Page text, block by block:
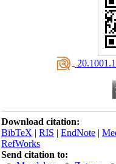
Download citation:
BibTeX|RIS|EndNote|
RefWorks
Send citation to: